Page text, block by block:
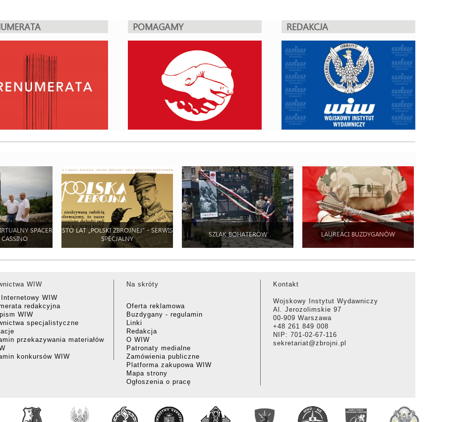
POMAGAMY REDAKCJA
SPACER
STO LAT „POLSKI ZBROJNEJ” - SERWIS
SPECJALNY
SZLAK BOHATERÓW LAUREACI BUZDYGANÓW
WIW
WIW
redakcyjna
WIW
specjalistyczne
przekazywania materiałów
konkursów WIW
Na skróty
Oferta reklamowa
Buzdygany - regulamin
Linki
Redakcja
O WIW
Patronaty medialne
Zamówienia publiczne
Platforma zakupowa WIW
Mapa strony
Ogłoszenia o pracę
Kontakt
Wojskowy Instytut Wydawniczy
Al. Jerozolimskie 97
00-909 Warszawa
+48 261 849 008
NIP: 701-02-67-116
sekretariat@zbrojni.pl